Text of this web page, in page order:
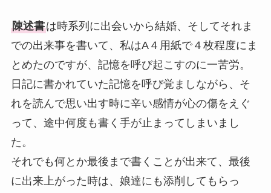
陳述書は時系列に出会いから結婚、そしてそれま
での出来事を書いて、私はA４用紙で４枚程度にま
とめたのですが、記憶を呼び起こすのに一苦労。
日記に書かれていた記憶を呼び覚ましながら、そ
れを読んで思い出す時に辛い感情が心の傷をえぐ
って、途中何度も書く手が止まってしまいまし
た。
それでも何とか最後まで書くことが出来て、最後
に出来上がった時は、娘達にも添削してもらっ